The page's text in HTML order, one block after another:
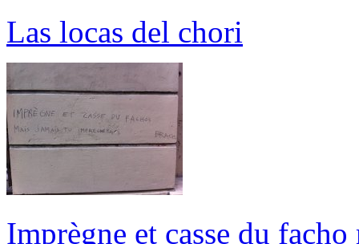
Las locas del chori
Imprègne et casse du